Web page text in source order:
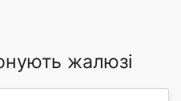
жалюзі